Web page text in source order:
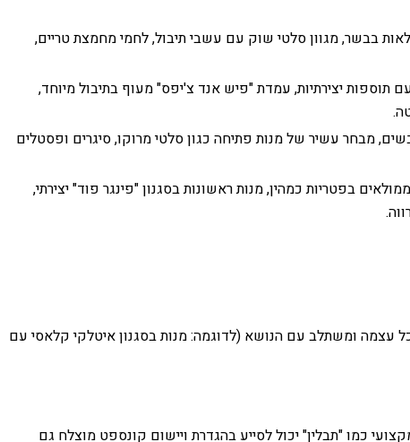
בבשר, מגוון סלטי שוק עם עשבי תיבול, לחמי מחמצת טריים,
תוספות יצירתיות, עמדת "פיש אנד צ'יפס" מעוף בתיבול מיוחד,
מבחר עשיר של מנות פתיחה כגון סלטי מרוקו, סיגרים ופסטלים
בפטריות כמהין, מנות ראשונות בסגנון "פינגר פוד" יצירתי,
עצמה ומשתלב עם הנושא (לדוגמה: מנות בסגנון איטלקי קלאסי עם
לאירועים גדולים. עם זאת, קייטרינג מקצועי כמו "תבלין" יכול לסייע בהגדרת ויישום קונספט מוצלח גם